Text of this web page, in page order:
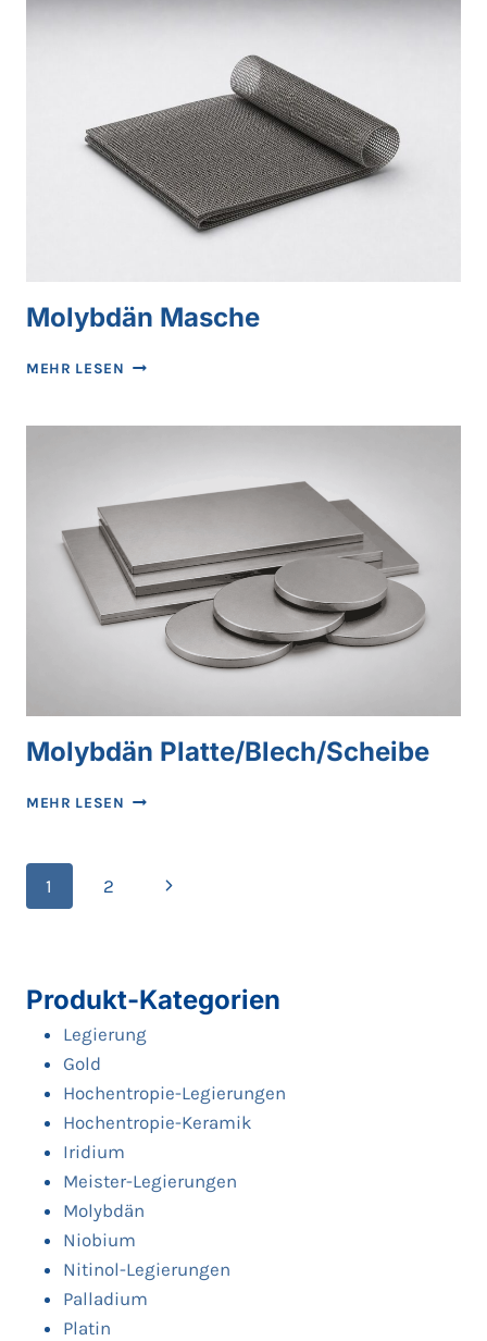
Molybdän Masche
MEHR LESEN MOLYBDÄN
Molybdän Platte/Blech/Scheibe
MEHR LESEN MOLYBDÄN
Seitennavigation
1 2
Nächste
Produkt-Kategorien
Legierung
Gold
Hochentropie-Legierungen
Hochentropie-Keramik
Iridium
Meister-Legierungen
Molybdän
Niobium
Nitinol-Legierungen
Palladium
Platin